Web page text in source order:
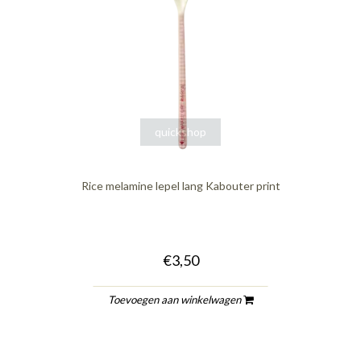
quickshop
Rice melamine lepel lang Kabouter print
€3,50
Toevoegen aan winkelwagen